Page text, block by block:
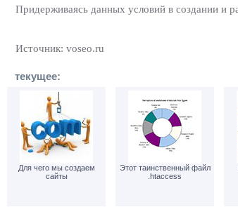
Придерживаясь данных условий в создании и
Источник: voseo.ru
текущее:
Для чего мы создаем
сайты
Этот таинственный файл
.htaccess